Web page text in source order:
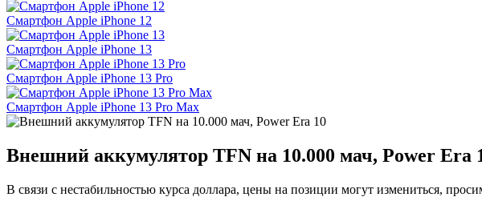
Смартфон Apple iPhone 12
Смартфон Apple iPhone 13
Смартфон Apple iPhone 13 Pro
Смартфон Apple iPhone 13 Pro Max
Внешний аккумулятор TFN на 10.000 мач, Power Era
В связи с нестабильностью курса доллара, цены на позиции могут измениться,